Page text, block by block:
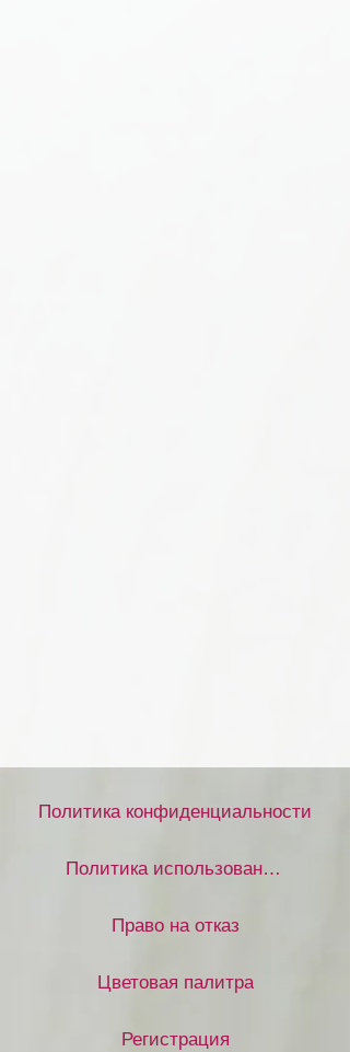
Политика конфиденциальности
Политика использования файлов cookie
Право на отказ
Цветовая палитра
Регистрация